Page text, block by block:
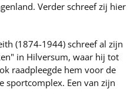
Verder schreef zij hier
(1874-1944) schreef al zijn
in Hilversum, waar hij tot
raadpleegde hem voor de
sportcomplex. Een van zijn